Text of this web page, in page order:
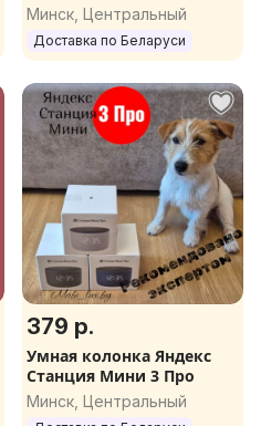
Минск, Центральный
Доставка по Беларуси
379 р.
Умная колонка Яндекс
Станция Мини 3 Про
Минск, Центральный